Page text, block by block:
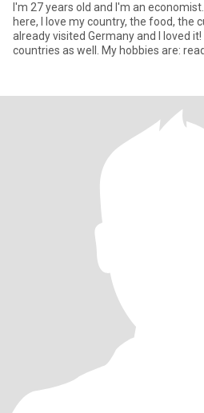
I'm 27 years old and I'm an
here, I love my country, the food, the
already visited Germany and I loved
countries as well. My hobbies are: